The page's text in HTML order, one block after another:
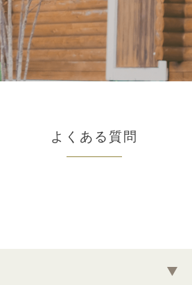
よくある質問